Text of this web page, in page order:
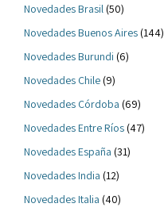
Novedades Brasil (50)
Novedades Buenos Aires (144)
Novedades Burundi (6)
Novedades Chile (9)
Novedades Córdoba (69)
Novedades Entre Ríos (47)
Novedades España (31)
Novedades India (12)
Novedades Italia (40)